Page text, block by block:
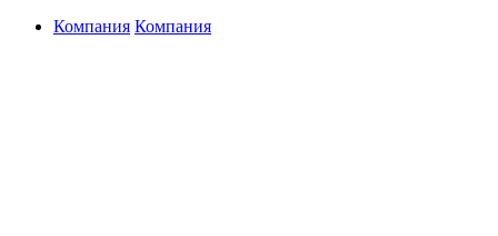
Компания Компания